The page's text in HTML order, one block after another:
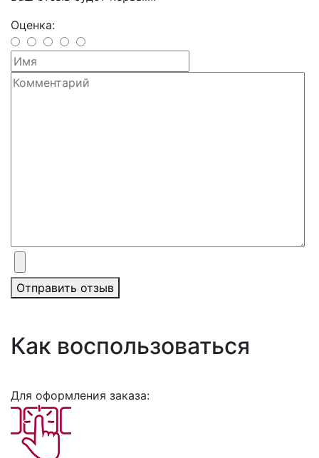
Оценка:
Отправить отзыв
Как воспользоваться
Для оформления заказа: